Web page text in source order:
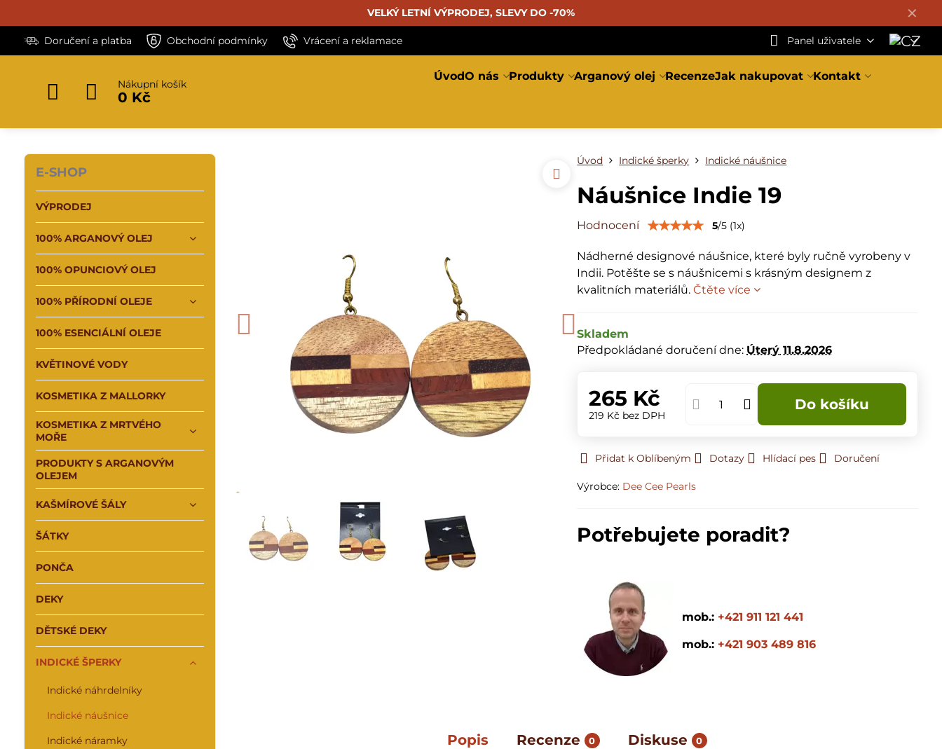
✕
VELKÝ LETNÍ VÝPRODEJ, SLEVY DO -70%
Doručení a platba Obchodní podmínky Vrácení a reklamace Panel uživatele
Nákupní košík
0 Kč
ÚvodO nás Produkty Arganový olej RecenzeJak nakupovat Kontakt
Úvod Indické šperky Indické náušnice
Náušnice Indie 19
Hodnocení 5/5 (1x)
Nádherné designové náušnice, které byly ručně vyrobeny v
Indii. Potěšte se s náušnicemi s krásným designem z
kvalitních materiálů.Čtěte více
Skladem
Předpokládané doručení dne: Úterý 11.8.2026
265 Kč
219 Kč bez DPH
Do košíku
Přidat k Oblíbeným Dotazy Hlídací pes Doručení
Výrobce: Dee Cee Pearls
Potřebujete poradit?
mob.: +421 911 121 441
mob.: +421 903 489 816
Popis Recenze 0 Diskuse 0
E-SHOP
VÝPRODEJ
100% ARGANOVÝ OLEJ
100% OPUNCIOVÝ OLEJ
100% PŘÍRODNÍ OLEJE
100% ESENCIÁLNÍ OLEJE
KVĚTINOVÉ VODY
KOSMETIKA Z MALLORKY
KOSMETIKA Z MRTVÉHO
MOŘE
PRODUKTY S ARGANOVÝM
OLEJEM
KAŠMÍROVÉ ŠÁLY
ŠÁTKY
PONČA
DEKY
DĚTSKÉ DEKY
INDICKÉ ŠPERKY
Indické náhrdelníky
Indické náušnice
Indické náramky